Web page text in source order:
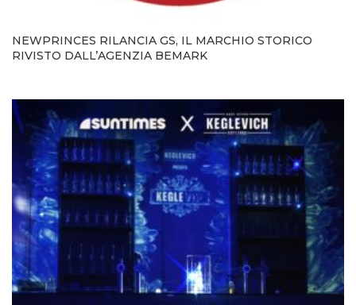
NEWPRINCES RILANCIA GS, IL MARCHIO STORICO
RIVISTO DALL’AGENZIA BEMARK